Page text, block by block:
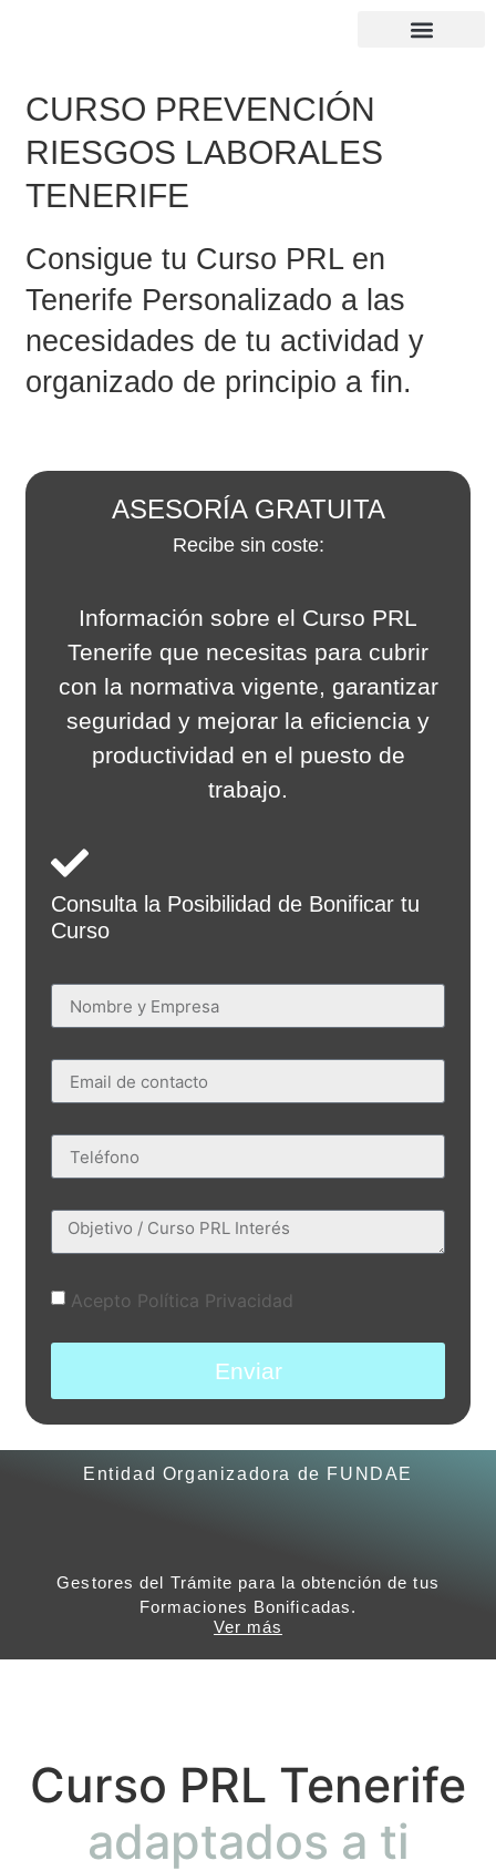
CURSO PREVENCIÓN
RIESGOS LABORALES
TENERIFE
Consigue tu Curso PRL en
Tenerife Personalizado a las
necesidades de tu actividad y
organizado de principio a fin.
ASESORÍA GRATUITA
Recibe sin coste:
Información sobre el Curso PRL
Tenerife que necesitas para cubrir
con la normativa vigente, garantizar
seguridad y mejorar la eficiencia y
productividad en el puesto de
trabajo.
Consulta la Posibilidad de Bonificar tu
Curso
Acepto Política Privacidad
Enviar
Entidad Organizadora de FUNDAE
Gestores del Trámite para la obtención de tus
Formaciones Bonificadas.
Ver más
Curso PRL Tenerife
adaptados a ti